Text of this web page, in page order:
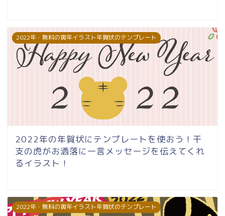
2022年・無料の寅年イラスト年賀状のテンプレート
2022年の年賀状にテンプレートを使おう！干
支の虎がお洒落に一言メッセージを伝えてくれ
るイラスト！
2022年・無料の寅年イラスト年賀状のテンプレート